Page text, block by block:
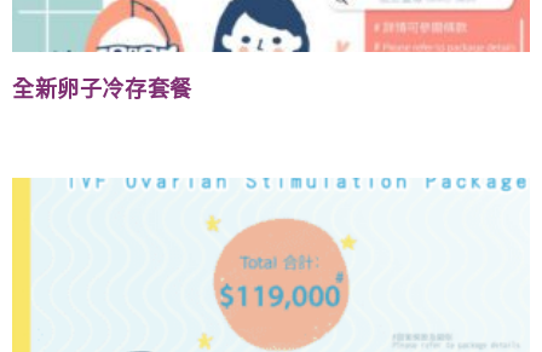
全新卵子冷存套餐